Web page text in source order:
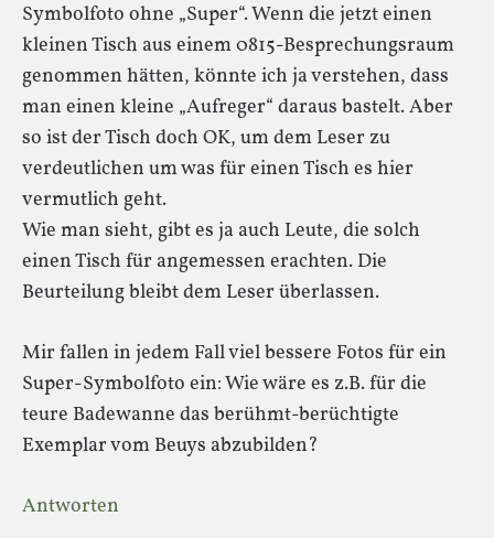
Symbolfoto ohne „Super“. Wenn die jetzt einen
kleinen Tisch aus einem 0815-Besprechungsraum
genommen hätten, könnte ich ja verstehen, dass
man einen kleine „Aufreger“ daraus bastelt. Aber
so ist der Tisch doch OK, um dem Leser zu
verdeutlichen um was für einen Tisch es hier
vermutlich geht.
Wie man sieht, gibt es ja auch Leute, die solch
einen Tisch für angemessen erachten. Die
Beurteilung bleibt dem Leser überlassen.
Mir fallen in jedem Fall viel bessere Fotos für ein
Super-Symbolfoto ein: Wie wäre es z.B. für die
teure Badewanne das berühmt-berüchtigte
Exemplar vom Beuys abzubilden?
Antworten